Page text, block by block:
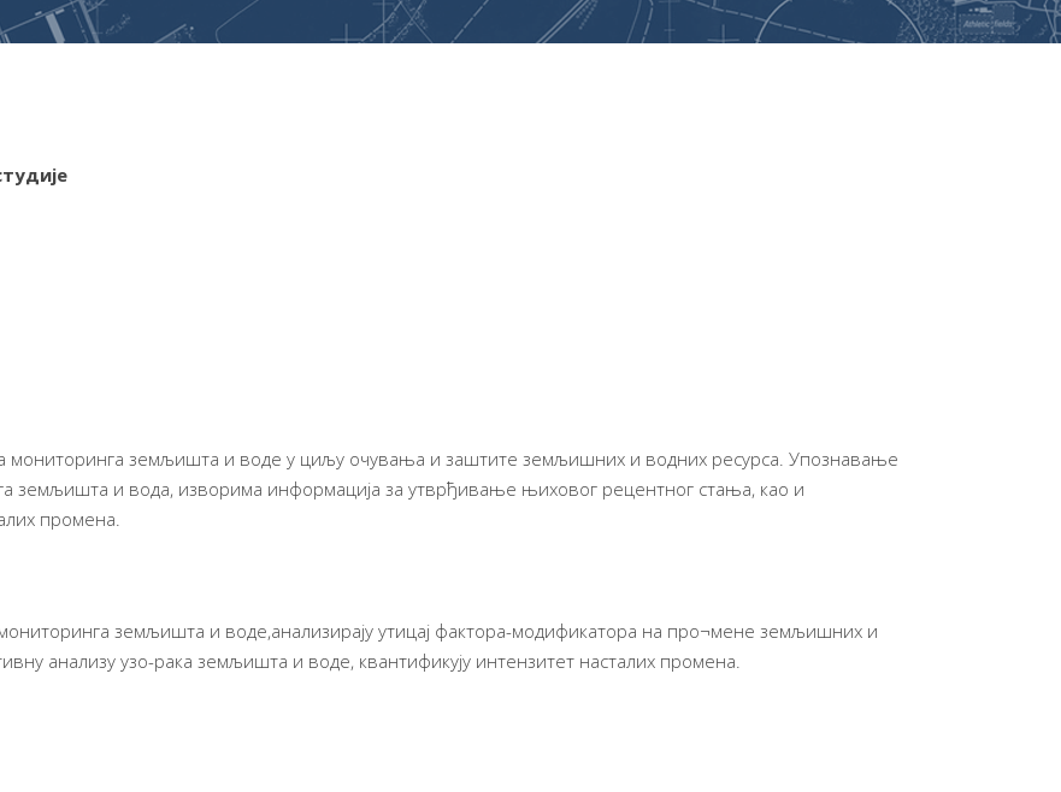
мониторинга земљишта и воде у циљу очувања и заштите земљишних и водних ресурса. Упознавање
земљишта и вода, изворима информација за утврђивање њиховог рецентног стања, као и
промена.
земљишта и воде,анализирају утицај фактора-модификатора на про¬мене земљишних и
анализу узо-рака земљишта и воде, квантификују интензитет насталих промена.